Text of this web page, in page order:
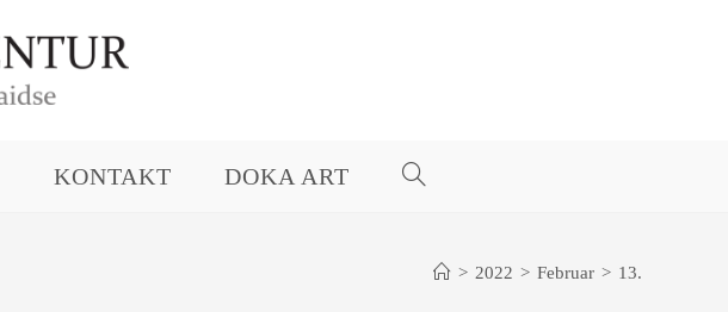
KONTAKT DOKA ART WEBSITE-
> 2022 > Februar > 13.